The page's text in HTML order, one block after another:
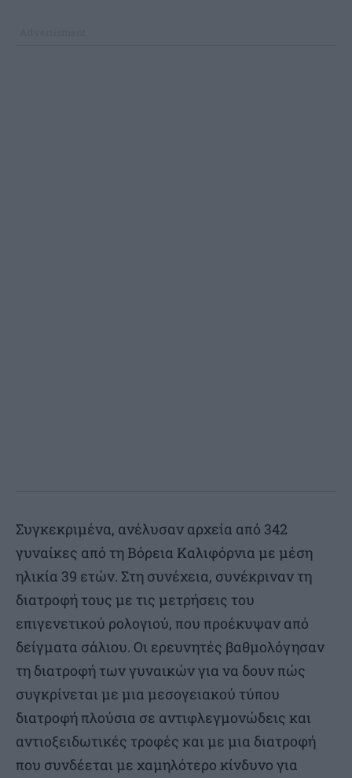
Συγκεκριμένα, ανέλυσαν αρχεία από 342
γυναίκες από τη Βόρεια Καλιφόρνια με μέση
ηλικία 39 ετών. Στη συνέχεια, συνέκριναν τη
διατροφή τους με τις μετρήσεις του
επιγενετικού ρολογιού, που προέκυψαν από
δείγματα σάλιου. Οι ερευνητές βαθμολόγησαν
τη διατροφή των γυναικών για να δουν πώς
συγκρίνεται με μια μεσογειακού τύπου
διατροφή πλούσια σε αντιφλεγμονώδεις και
αντιοξειδωτικές τροφές και με μια διατροφή
που συνδέεται με χαμηλότερο κίνδυνο για